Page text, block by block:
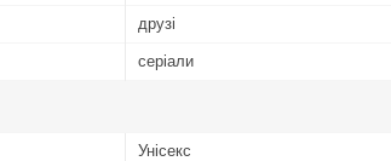
друзі
серіали
Унісекс